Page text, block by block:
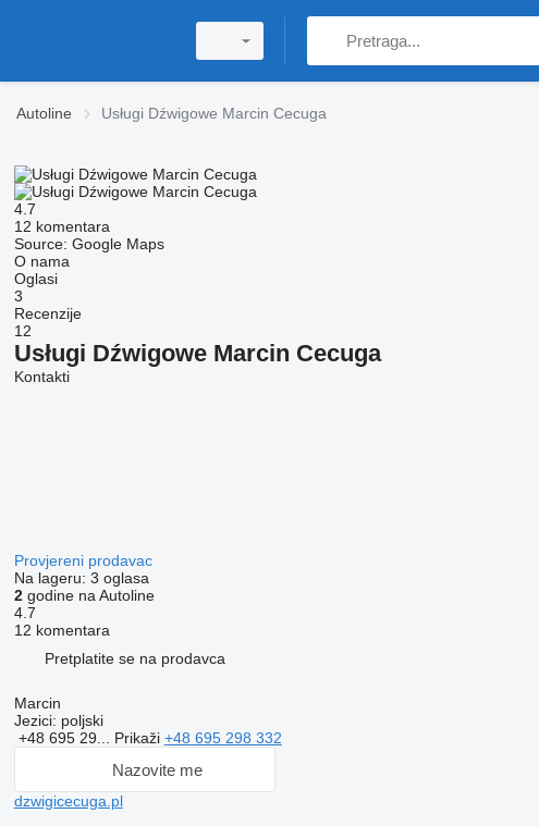
Autoline Usługi Dźwigowe Marcin Cecuga
4.7
12 komentara
Source: Google Maps
O nama
Oglasi
3
Recenzije
12
Usługi Dźwigowe Marcin Cecuga
Kontakti
Provjereni prodavac
Na lageru: 3 oglasa
2godine na Autoline
4.7
12 komentara
Pretplatite se na prodavca
Marcin
Jezici: poljski
+48 695 29... Prikaži +48 695 298 332
Nazovite me
dzwigicecuga.pl